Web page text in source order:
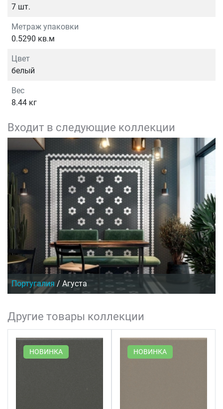
7 шт.
Метраж упаковки
0.5290 кв.м
Цвет
белый
Вес
8.44 кг
Входит в следующие коллекции
Португалия / Агуста
Другие товары коллекции
НОВИНКА НОВИНКА